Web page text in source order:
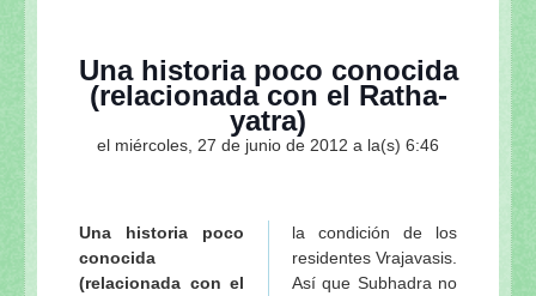
Continuación de la nota anterior: Aunque
Continuación de la nota anterior: “El encuentro
esotérico del Ratha-yatra”
Continuación: "Los pasatiempos del Ratha-yatra"
Continuación de la nota anterior: Las formas
Continuación de la nota anterior "En el camino a
Sripad Aindra Prabhu tirobhava-tithi 2011 de
Sri Lalitastakam de Visuddha-sattva Das
Una historia poco conocida
(relacionada con el Ratha-
yatra)
el miércoles, 27 de junio de 2012 a la(s) 6:46
Una historia poco
conocida
(relacionada con el
la condición de los
residentes Vrajavasis.
Así que Subhadra no